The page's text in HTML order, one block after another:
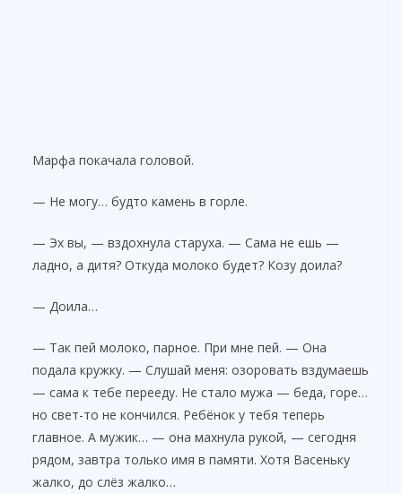
Марфа покачала головой.
— Не могу… будто камень в горле.
— Эх вы, — вздохнула старуха. — Сама не ешь —
ладно, а дитя? Откуда молоко будет? Козу доила?
— Доила…
— Так пей молоко, парное. При мне пей. — Она
подала кружку. — Слушай меня: озоровать вздумаешь
— сама к тебе перееду. Не стало мужа — беда, горе…
но свет-то не кончился. Ребёнок у тебя теперь
главное. А мужик… — она махнула рукой, — сегодня
рядом, завтра только имя в памяти. Хотя Васеньку
жалко, до слёз жалко…